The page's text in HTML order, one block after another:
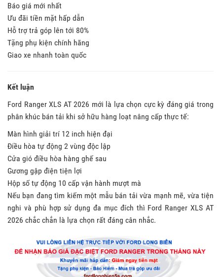
Báo giá mới nhất
Ưu đãi tiền mặt hấp dẫn
Hỗ trợ trả góp lên tới 80%
Tặng phụ kiện chính hãng
Giao xe nhanh toàn quốc
Kết luận
Ford Ranger XLS AT 2026 mới là lựa chọn cực kỳ đáng giá trong
phân khúc bán tải khi sở hữu hàng loạt nâng cấp thực tế:
Màn hình giải trí 12 inch hiện đại
Điều hòa tự động 2 vùng độc lập
Cửa gió điều hòa hàng ghế sau
Gương gập điện tiện lợi
Hộp số tự động 10 cấp vận hành mượt mà
Nếu bạn đang tìm kiếm một mẫu bán tải vừa mạnh mẽ, vừa tiện
nghi và phù hợp sử dụng đa mục đích thì Ford Ranger XLS AT
2026 chắc chắn là lựa chọn rất đáng cân nhắc.